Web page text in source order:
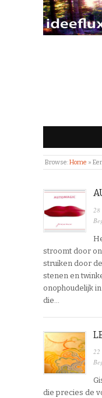
VAN
Browse:Home »
stroomt door
struiken door
stenen en
onophoudelijk
die…
die precies de